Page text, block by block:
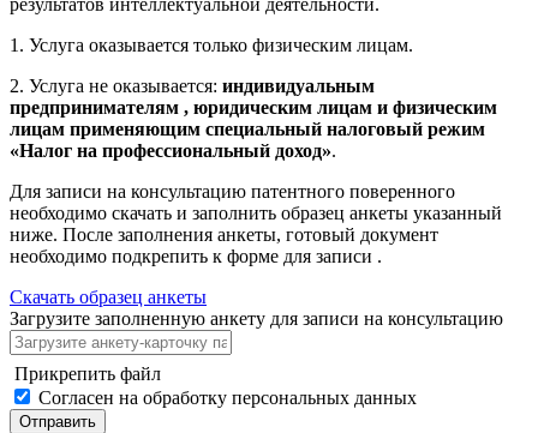
результатов интеллектуальной деятельности.
1. Услуга оказывается только физическим лицам.
2. Услуга не оказывается: индивидуальным
предпринимателям , юридическим лицам и физическим
лицам применяющим специальный налоговый режим
«Налог на профессиональный доход».
Для записи на консультацию патентного поверенного
необходимо скачать и заполнить образец анкеты указанный
ниже. После заполнения анкеты, готовый документ
необходимо подкрепить к форме для записи .
Скачать образец анкеты
Загрузите заполненную анкету для записи на консультацию
Прикрепить файл
Согласен на обработку персональных данных
Отправить